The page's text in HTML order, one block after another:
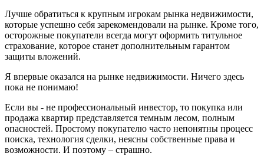
Лучше обратиться к крупным игрокам рынка недвижимости,
которые успешно себя зарекомендовали на рынке. Кроме того,
осторожные покупатели всегда могут оформить титульное
страхование, которое станет дополнительным гарантом
защиты вложений.
Я впервые оказался на рынке недвижимости. Ничего здесь
пока не понимаю!
Если вы - не профессиональный инвестор, то покупка или
продажа квартир представляется темным лесом, полным
опасностей. Простому покупателю часто непонятны процесс
поиска, технология сделки, неясны собственные права и
возможности. И поэтому – страшно.